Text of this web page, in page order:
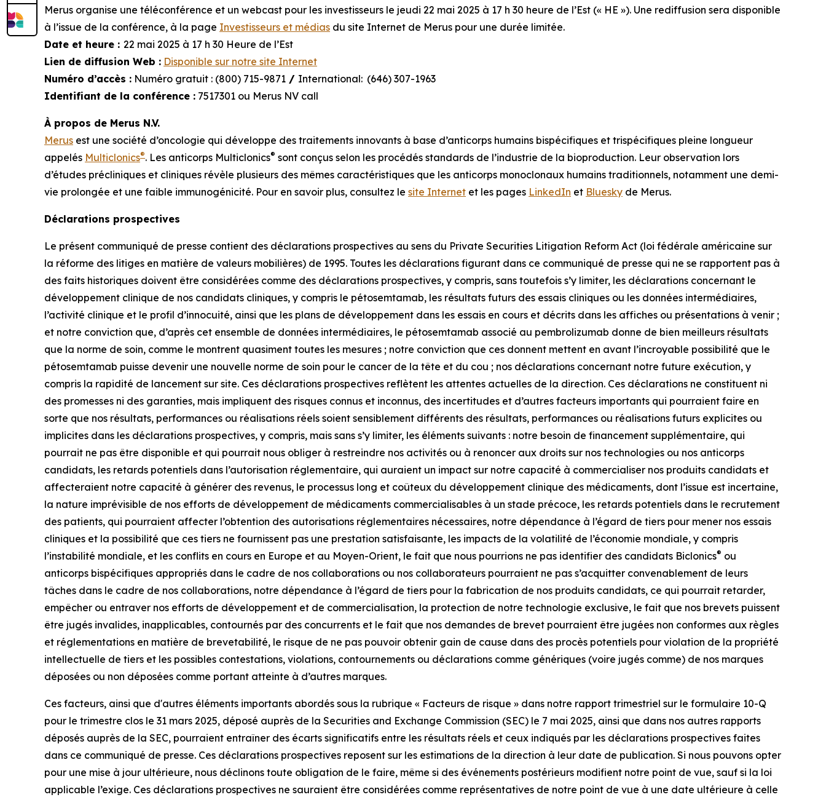
Merus organise une téléconférence et un webcast pour les investisseurs le jeudi 22 mai 2025 à 17 h 30 heure de l’Est (« HE »). Une rediffusion sera disponible
à l’issue de la conférence, à la page Investisseurs et médias du site Internet de Merus pour une durée limitée.
Date et heure : 22 mai 2025 à 17 h 30 Heure de l’Est
Lien de diffusion Web : Disponible sur notre site Internet
Numéro d’accès : Numéro gratuit : (800) 715-9871 / International: (646) 307-1963
Identifiant de la conférence : 7517301 ou Merus NV call
À propos de Merus N.V.
Merus est une société d’oncologie qui développe des traitements innovants à base d’anticorps humains bispécifiques et trispécifiques pleine longueur
appelés Multiclonics®. Les anticorps Multiclonics® sont conçus selon les procédés standards de l’industrie de la bioproduction. Leur observation lors
d’études précliniques et cliniques révèle plusieurs des mêmes caractéristiques que les anticorps monoclonaux humains traditionnels, notamment une demi-
vie prolongée et une faible immunogénicité. Pour en savoir plus, consultez le site Internet et les pages LinkedIn et Bluesky de Merus.
Déclarations prospectives
Le présent communiqué de presse contient des déclarations prospectives au sens du Private Securities Litigation Reform Act (loi fédérale américaine sur
la réforme des litiges en matière de valeurs mobilières) de 1995. Toutes les déclarations figurant dans ce communiqué de presse qui ne se rapportent pas à
des faits historiques doivent être considérées comme des déclarations prospectives, y compris, sans toutefois s’y limiter, les déclarations concernant le
développement clinique de nos candidats cliniques, y compris le pétosemtamab, les résultats futurs des essais cliniques ou les données intermédiaires,
l’activité clinique et le profil d’innocuité, ainsi que les plans de développement dans les essais en cours et décrits dans les affiches ou présentations à venir ;
et notre conviction que, d’après cet ensemble de données intermédiaires, le pétosemtamab associé au pembrolizumab donne de bien meilleurs résultats
que la norme de soin, comme le montrent quasiment toutes les mesures ; notre conviction que ces donnent mettent en avant l’incroyable possibilité que le
pétosemtamab puisse devenir une nouvelle norme de soin pour le cancer de la tête et du cou ; nos déclarations concernant notre future exécution, y
compris la rapidité de lancement sur site. Ces déclarations prospectives reflètent les attentes actuelles de la direction. Ces déclarations ne constituent ni
des promesses ni des garanties, mais impliquent des risques connus et inconnus, des incertitudes et d’autres facteurs importants qui pourraient faire en
sorte que nos résultats, performances ou réalisations réels soient sensiblement différents des résultats, performances ou réalisations futurs explicites ou
implicites dans les déclarations prospectives, y compris, mais sans s’y limiter, les éléments suivants : notre besoin de financement supplémentaire, qui
pourrait ne pas être disponible et qui pourrait nous obliger à restreindre nos activités ou à renoncer aux droits sur nos technologies ou nos anticorps
candidats, les retards potentiels dans l’autorisation réglementaire, qui auraient un impact sur notre capacité à commercialiser nos produits candidats et
affecteraient notre capacité à générer des revenus, le processus long et coûteux du développement clinique des médicaments, dont l’issue est incertaine,
la nature imprévisible de nos efforts de développement de médicaments commercialisables à un stade précoce, les retards potentiels dans le recrutement
des patients, qui pourraient affecter l’obtention des autorisations réglementaires nécessaires, notre dépendance à l’égard de tiers pour mener nos essais
cliniques et la possibilité que ces tiers ne fournissent pas une prestation satisfaisante, les impacts de la volatilité de l’économie mondiale, y compris
l’instabilité mondiale, et les conflits en cours en Europe et au Moyen-Orient, le fait que nous pourrions ne pas identifier des candidats Biclonics® ou
anticorps bispécifiques appropriés dans le cadre de nos collaborations ou nos collaborateurs pourraient ne pas s’acquitter convenablement de leurs
tâches dans le cadre de nos collaborations, notre dépendance à l’égard de tiers pour la fabrication de nos produits candidats, ce qui pourrait retarder,
empêcher ou entraver nos efforts de développement et de commercialisation, la protection de notre technologie exclusive, le fait que nos brevets puissent
être jugés invalides, inapplicables, contournés par des concurrents et le fait que nos demandes de brevet pourraient être jugées non conformes aux règles
et réglementations en matière de brevetabilité, le risque de ne pas pouvoir obtenir gain de cause dans des procès potentiels pour violation de la propriété
intellectuelle de tiers et les possibles contestations, violations, contournements ou déclarations comme génériques (voire jugés comme) de nos marques
déposées ou non déposées comme portant atteinte à d’autres marques.
Ces facteurs, ainsi que d'autres éléments importants abordés sous la rubrique « Facteurs de risque » dans notre rapport trimestriel sur le formulaire 10-Q
pour le trimestre clos le 31 mars 2025, déposé auprès de la Securities and Exchange Commission (SEC) le 7 mai 2025, ainsi que dans nos autres rapports
déposés auprès de la SEC, pourraient entraîner des écarts significatifs entre les résultats réels et ceux indiqués par les déclarations prospectives faites
dans ce communiqué de presse. Ces déclarations prospectives reposent sur les estimations de la direction à leur date de publication. Si nous pouvons opter
pour une mise à jour ultérieure, nous déclinons toute obligation de le faire, même si des événements postérieurs modifient notre point de vue, sauf si la loi
applicable l’exige. Ces déclarations prospectives ne sauraient être considérées comme représentatives de notre point de vue à une date ultérieure à celle